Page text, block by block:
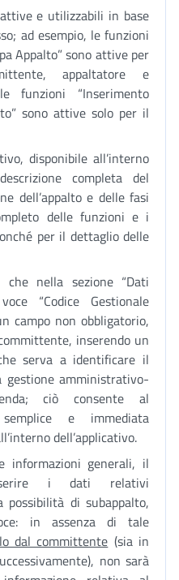
e utilizzabili in base
ad esempio, le funzioni
Appalto” sono attive per
appaltatore e
funzioni “Inserimento
sono attive solo per il
disponibile all’interno
completa del
dell’appalto e delle fasi
delle funzioni e i
per il dettaglio delle
nella sezione “Dati
“Codice Gestionale
campo non obbligatorio,
inserendo un
serva a identificare il
gestione amministrativo-
ciò consente al
e immediata
dell’applicativo.
informazioni generali, il
i dati relativi
possibilità di subappalto,
in assenza di tale
dal committente (sia in
non sarà